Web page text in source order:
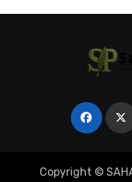
Copyright ©